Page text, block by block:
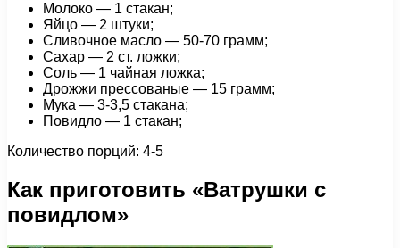
Молоко — 1 стакан;
Яйцо — 2 штуки;
Сливочное масло — 50-70 грамм;
Сахар — 2 ст. ложки;
Соль — 1 чайная ложка;
Дрожжи прессованые — 15 грамм;
Мука — 3-3,5 стакана;
Повидло — 1 стакан;
Количество порций: 4-5
Как приготовить «Ватрушки с
повидлом»